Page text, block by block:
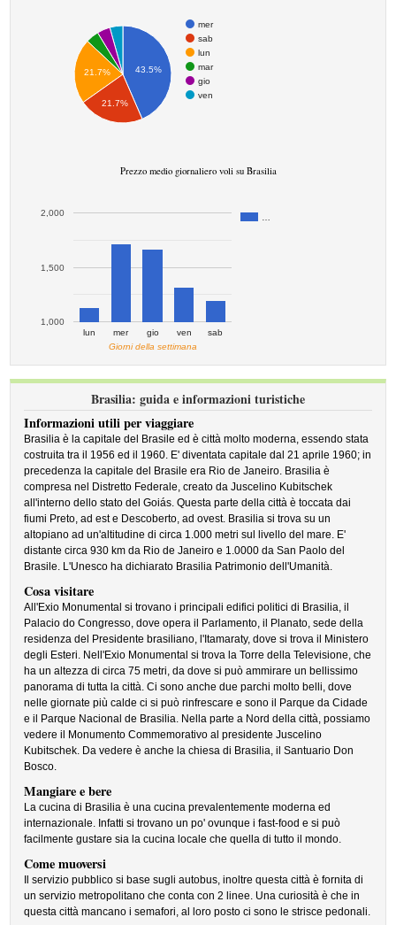
mer
sab
lun
mar
gio
ven
43.5%
21.7%
21.7%
Prezzo medio giornaliero voli su Brasilia
lun mer gio ven sab
1,000
1,500
2,000
Giorni della settimana
Brasilia: guida e informazioni turistiche
Informazioni utili per viaggiare
Brasilia è la capitale del Brasile ed è città molto moderna, essendo stata
costruita tra il 1956 ed il 1960. E' diventata capitale dal 21 aprile 1960; in
precedenza la capitale del Brasile era Rio de Janeiro. Brasilia è
compresa nel Distretto Federale, creato da Juscelino Kubitschek
all'interno dello stato del Goiás. Questa parte della città è toccata dai
fiumi Preto, ad est e Descoberto, ad ovest. Brasilia si trova su un
altopiano ad un'altitudine di circa 1.000 metri sul livello del mare. E'
distante circa 930 km da Rio de Janeiro e 1.0000 da San Paolo del
Brasile. L'Unesco ha dichiarato Brasilia Patrimonio dell'Umanità.
Cosa visitare
All'Exio Monumental si trovano i principali edifici politici di Brasilia, il
Palacio do Congresso, dove opera il Parlamento, il Planato, sede della
residenza del Presidente brasiliano, l'Itamaraty, dove si trova il Ministero
degli Esteri. Nell'Exio Monumental si trova la Torre della Televisione, che
ha un altezza di circa 75 metri, da dove si può ammirare un bellissimo
panorama di tutta la città. Ci sono anche due parchi molto belli, dove
nelle giornate più calde ci si può rinfrescare e sono il Parque da Cidade
e il Parque Nacional de Brasilia. Nella parte a Nord della città, possiamo
vedere il Monumento Commemorativo al presidente Juscelino
Kubitschek. Da vedere è anche la chiesa di Brasilia, il Santuario Don
Bosco.
Mangiare e bere
La cucina di Brasilia è una cucina prevalentemente moderna ed
internazionale. Infatti si trovano un po' ovunque i fast-food e si può
facilmente gustare sia la cucina locale che quella di tutto il mondo.
Come muoversi
Il servizio pubblico si base sugli autobus, inoltre questa città è fornita di
un servizio metropolitano che conta con 2 linee. Una curiosità è che in
questa città mancano i semafori, al loro posto ci sono le strisce pedonali.